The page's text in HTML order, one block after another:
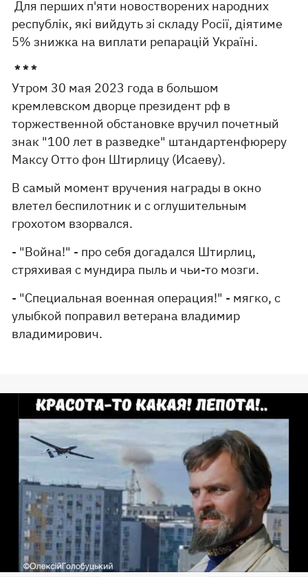
Для перших п'яти новостворених народних
республік, які вийдуть зі складу Росії, діятиме
5% знижка на виплати репарацій Україні.
* * *
Утром 30 мая 2023 года в большом
кремлевском дворце президент рф в
торжественной обстановке вручил почетный
знак "100 лет в разведке" штандартенфюреру
Максу Отто фон Штирлицу (Исаеву).
В самый момент вручения награды в окно
влетел беспилотник и с оглушительным
грохотом взорвался.
- "Война!" - про себя догадался Штирлиц,
стряхивая с мундира пыль и чьи-то мозги.
- "Специальная военная операция!" - мягко, с
улыбкой поправил ветерана владимир
владимирович.